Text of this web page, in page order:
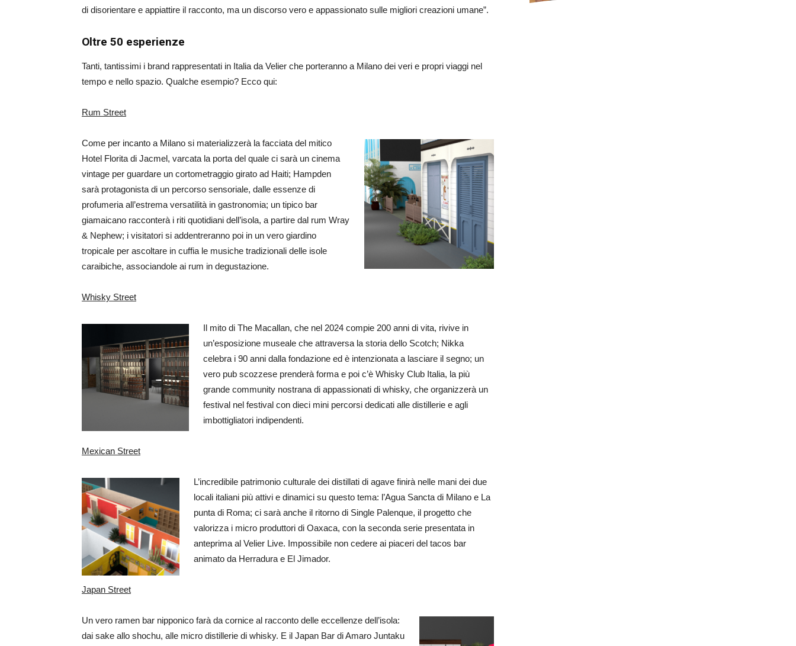
di disorientare e appiattire il racconto, ma un discorso vero e appassionato sulle migliori creazioni umane”.
Oltre 50 esperienze
Tanti, tantissimi i brand rappresentati in Italia da Velier che porteranno a Milano dei veri e propri viaggi nel
tempo e nello spazio. Qualche esempio? Ecco qui:
Rum Street
Come per incanto a Milano si materializzerà la facciata del mitico
Hotel Florita di Jacmel, varcata la porta del quale ci sarà un cinema
vintage per guardare un cortometraggio girato ad Haiti; Hampden
sarà protagonista di un percorso sensoriale, dalle essenze di
profumeria all’estrema versatilità in gastronomia; un tipico bar
giamaicano racconterà i riti quotidiani dell’isola, a partire dal rum Wray
& Nephew; i visitatori si addentreranno poi in un vero giardino
tropicale per ascoltare in cuffia le musiche tradizionali delle isole
caraibiche, associandole ai rum in degustazione.
Whisky Street
Il mito di The Macallan, che nel 2024 compie 200 anni di vita, rivive in
un’esposizione museale che attraversa la storia dello Scotch; Nikka
celebra i 90 anni dalla fondazione ed è intenzionata a lasciare il segno; un
vero pub scozzese prenderà forma e poi c’è Whisky Club Italia, la più
grande community nostrana di appassionati di whisky, che organizzerà un
festival nel festival con dieci mini percorsi dedicati alle distillerie e agli
imbottigliatori indipendenti.
Mexican Street
L’incredibile patrimonio culturale dei distillati di agave finirà nelle mani dei due
locali italiani più attivi e dinamici su questo tema: l’Agua Sancta di Milano e La
punta di Roma; ci sarà anche il ritorno di Single Palenque, il progetto che
valorizza i micro produttori di Oaxaca, con la seconda serie presentata in
anteprima al Velier Live. Impossibile non cedere ai piaceri del tacos bar
animato da Herradura e El Jimador.
Japan Street
Un vero ramen bar nipponico farà da cornice al racconto delle eccellenze dell’isola:
dai sake allo shochu, alle micro distillerie di whisky. E il Japan Bar di Amaro Juntaku